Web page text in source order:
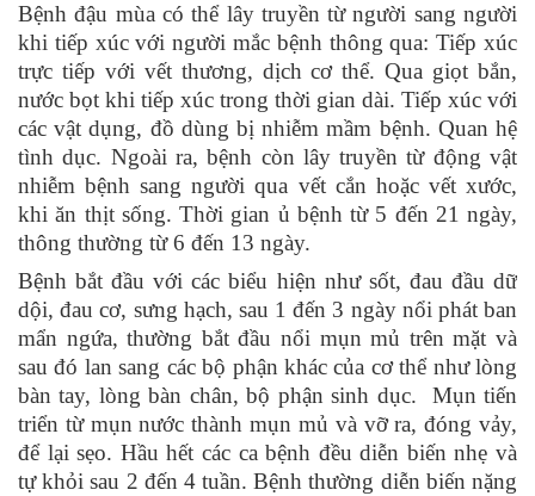
Bệnh đậu mùa có thể lây truyền từ người sang người
khi tiếp xúc với người mắc bệnh thông qua: Tiếp xúc
trực tiếp với vết thương, dịch cơ thể. Qua giọt bắn,
nước bọt khi tiếp xúc trong thời gian dài. Tiếp xúc với
các vật dụng, đồ dùng bị nhiễm mầm bệnh. Quan hệ
tình dục. Ngoài ra, bệnh còn lây truyền từ động vật
nhiễm bệnh sang người qua vết cắn hoặc vết xước,
khi ăn thịt sống. Thời gian ủ bệnh từ 5 đến 21 ngày,
thông thường từ 6 đến 13 ngày.
Bệnh bắt đầu với các biểu hiện như sốt, đau đầu dữ
dội, đau cơ, sưng hạch, sau 1 đến 3 ngày nổi phát ban
mẩn ngứa, thường bắt đầu nổi mụn mủ trên mặt và
sau đó lan sang các bộ phận khác của cơ thể như lòng
bàn tay, lòng bàn chân, bộ phận sinh dục. Mụn tiến
triển từ mụn nước thành mụn mủ và vỡ ra, đóng vảy,
để lại sẹo. Hầu hết các ca bệnh đều diễn biến nhẹ và
tự khỏi sau 2 đến 4 tuần. Bệnh thường diễn biến nặng